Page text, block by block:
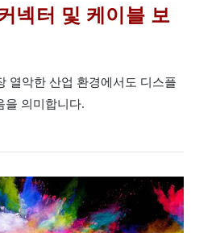
넥터 및 케이블 보
열악한 산업 환경에서도 디스플
을 의미합니다.